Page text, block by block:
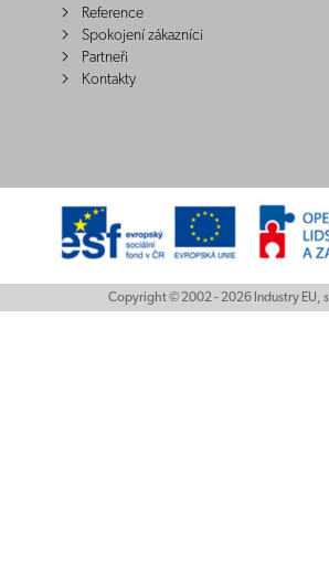
Reference
Spokojení zákazníci
Partneři
Kontakty
Copyright © 2002 - 2026 Industry EU,